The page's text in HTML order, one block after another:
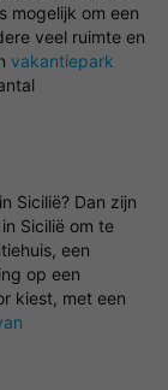
mogelijk om een
veel ruimte en
vakantiepark
Sicilië? Dan zijn
Sicilië om te
een
op een
kiest, met een